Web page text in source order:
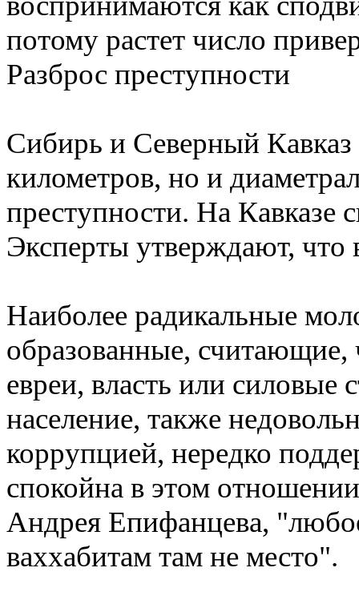
потому растет число
Разброс преступности
Сибирь и Северный Кавказ
километров, но и
преступности. На Кавказе
Эксперты утверждают, что
Наиболее радикальные
образованные, считающие,
евреи, власть или силовые
население, также
коррупцией, нередко
спокойна в этом
Андрея Епифанцева,
ваххабитам там не место".